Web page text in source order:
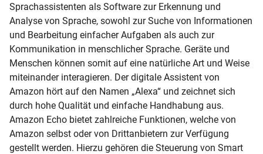
Sprachassistenten als Software zur Erkennung und
Analyse von Sprache, sowohl zur Suche von Informationen
und Bearbeitung einfacher Aufgaben als auch zur
Kommunikation in menschlicher Sprache. Geräte und
Menschen können somit auf eine natürliche Art und Weise
miteinander interagieren. Der digitale Assistent von
Amazon hört auf den Namen „Alexa“ und zeichnet sich
durch hohe Qualität und einfache Handhabung aus.
Amazon Echo bietet zahlreiche Funktionen, welche von
Amazon selbst oder von Drittanbietern zur Verfügung
gestellt werden. Hierzu gehören die Steuerung von Smart